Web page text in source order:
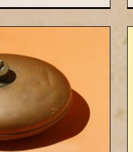
Gusseisen-
mit
#29 | Allerlei
Antiquität